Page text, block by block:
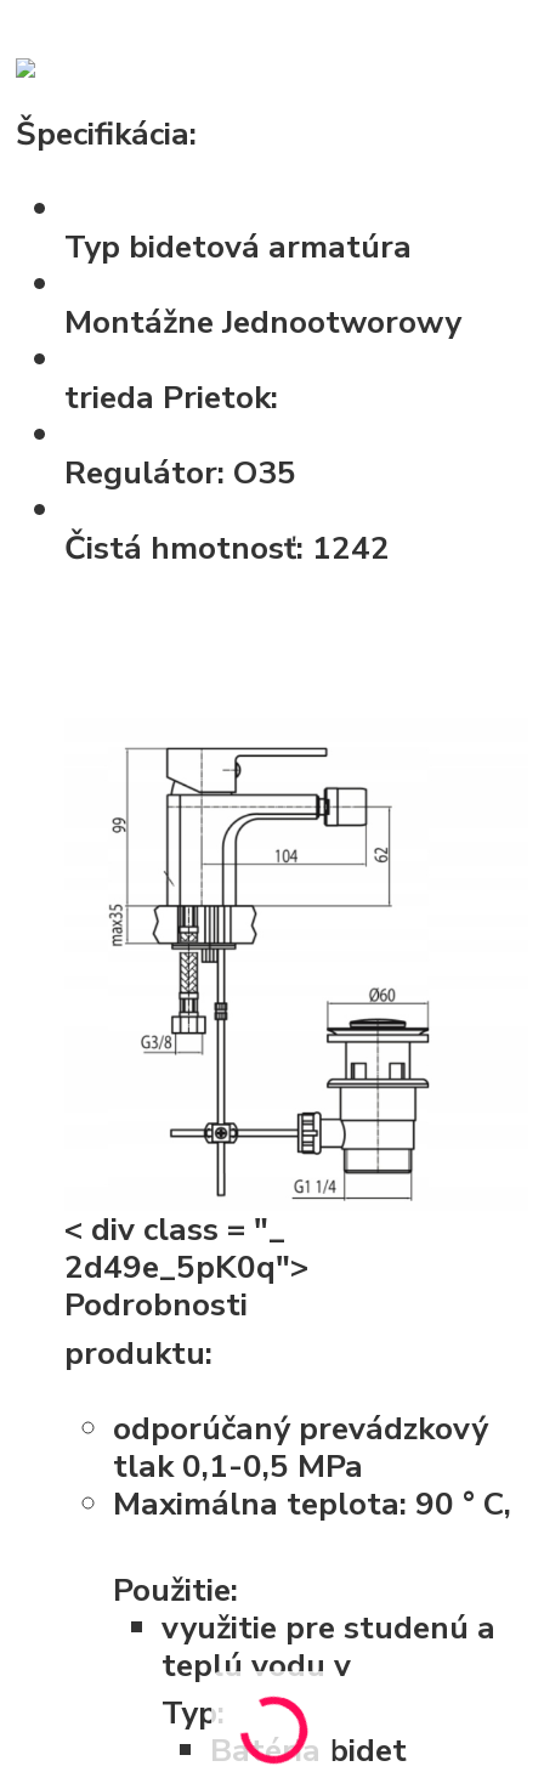
Špecifikácia:
Typ bidetová armatúra
MontážneJednootworowy
trieda Prietok:
Regulátor: O35
Čistá hmotnosť: 1242
< div class = "_
2d49e_5pK0q">
Podrobnosti
produktu:
odporúčaný prevádzkový
tlak 0,1-0,5 MPa
Maximálna teplota: 90 ° C,
Použitie:
využitie pre studenú a
teplú vodu v
Typ:
Batéria bidet